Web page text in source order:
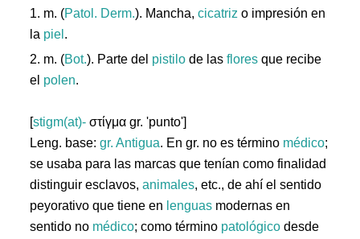
1. m. (Patol. Derm.). Mancha,cicatriz o impresión en
la piel .
2. m. (Bot.). Parte del pistilo de lasflores que recibe
el polen.
[stigm(at)- στίγμα gr. 'punto']
Leng. base:gr. Antigua. En gr. no es término médico;
se usaba para las marcas que tenían como finalidad
distinguir esclavos,animales, etc., de ahí el sentido
peyorativo que tiene en lenguas modernas en
sentido no médico; como término patológico desde